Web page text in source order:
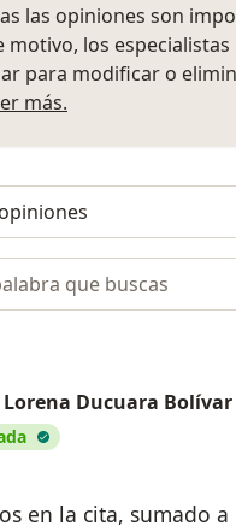
las opiniones son
motivo, los
para modificar o
más.
Ducuara Bolívar
en la cita, sumado a